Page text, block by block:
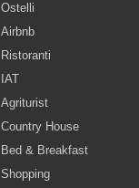
Ostelli
Airbnb
Ristoranti
IAT
Agriturist
Country House
Bed & Breakfast
Shopping